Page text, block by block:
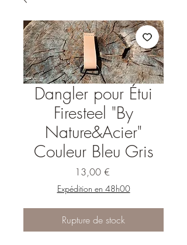
Dangler pour Étui
Firesteel "By
Nature&Acier"
Couleur Bleu Gris
13,00 €Prix
Expédition en 48h00
Rupture de stock